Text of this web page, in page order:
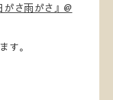
さ雨がさ』@
す。